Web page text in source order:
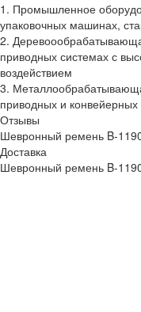
1. Промышленное
упаковочных машинах,
2.
приводных системах с
воздействием
3.
приводных и конвейерных
Отзывы
Шевронный ремень B-
Доставка
Шевронный ремень B-